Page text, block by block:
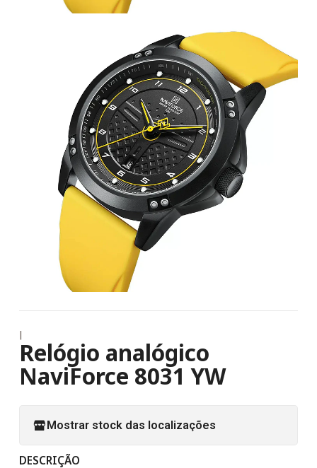
|
Relógio analógico
NaviForce 8031 YW
Mostrar stock das localizações
DESCRIÇÃO